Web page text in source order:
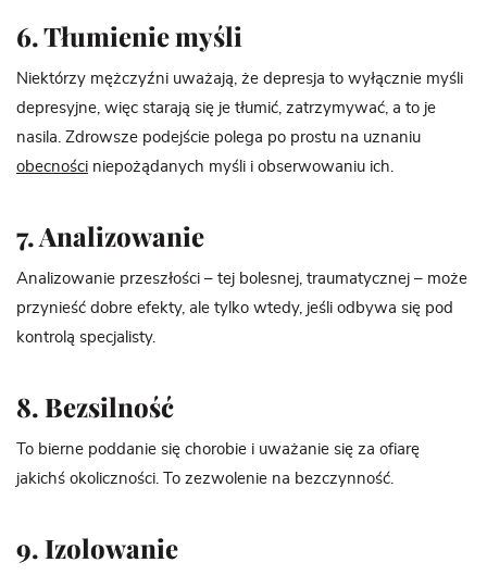
6. Tłumienie myśli
Niektórzy mężczyźni uważają, że depresja to wyłącznie myśli
depresyjne, więc starają się je tłumić, zatrzymywać, a to je
nasila. Zdrowsze podejście polega po prostu na uznaniu
obecności niepożądanych myśli i obserwowaniu ich.
7. Analizowanie
Analizowanie przeszłości – tej bolesnej, traumatycznej – może
przynieść dobre efekty, ale tylko wtedy, jeśli odbywa się pod
kontrolą specjalisty.
8. Bezsilność
To bierne poddanie się chorobie i uważanie się za ofiarę
jakichś okoliczności. To zezwolenie na bezczynność.
9. Izolowanie